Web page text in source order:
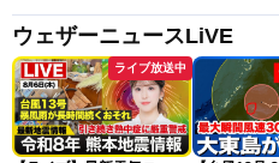
ウェザーニュースLiVE
ライブ放送中